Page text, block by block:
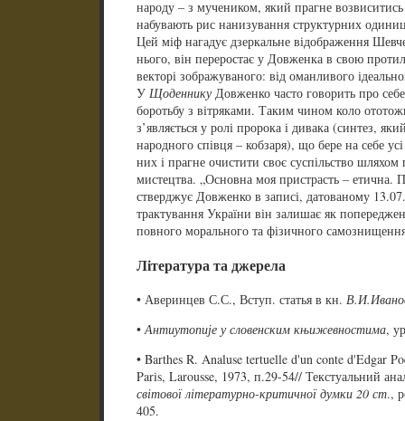
народу – з мучеником, який прагне
набувають рис нанизування структурних
Цей міф нагадує дзеркальне відображення
нього, він переростає у Довженка в свою
векторі зображуваного: від оманливого
У ЩоденникуДовженко часто говорить про
боротьбу з вітряками. Таким чином коло
з’являється у ролі пророка і дивака (синтез,
народного співця – кобзаря), що бере на себе
них і прагне очистити своє суспільство шляхом
мистецтва. „Основна моя пристрасть – етична.
стверджує Довженко в записі, датованому
трактування України він залишає як
повного морального та фізичного
Література та джерела
• Аверинцев С.С., Вступ. статья в кн.
•Антиутопије у словенским књижевностима,
• Barthes R. Analuse tertuelle d'un conte d'Edgar
Paris, Larousse, 1973, п.29-54// Текстуальний
світової літературно-критичної думки 20 ст.,
405.